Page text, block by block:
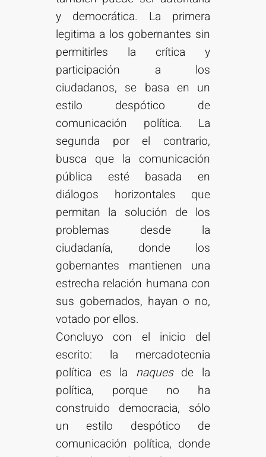
y democrática. La primera
legitima a los gobernantes sin
permitirles la crítica y
participación a los
ciudadanos, se basa en un
estilo despótico de
comunicación política. La
segunda por el contrario,
busca que la comunicación
pública esté basada en
diálogos horizontales que
permitan la solución de los
problemas desde la
ciudadanía, donde los
gobernantes mantienen una
estrecha relación humana con
sus gobernados, hayan o no,
votado por ellos.
Concluyo con el inicio del
escrito: la mercadotecnia
política es la naquesde la
política, porque no ha
construido democracia, sólo
un estilo despótico de
comunicación política, donde